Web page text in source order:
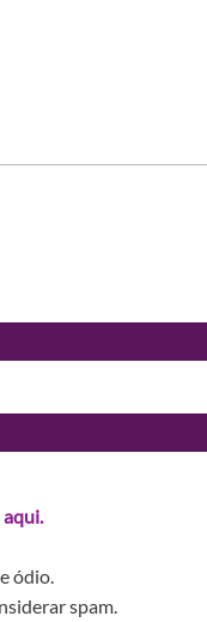
aqui.
ódio.
spam.